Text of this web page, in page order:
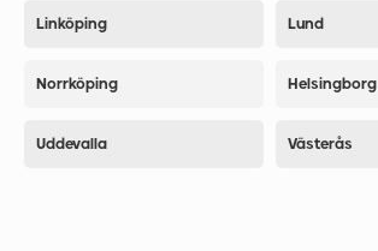
Linköping Lund
Norrköping Helsingborg
Uddevalla Västerås